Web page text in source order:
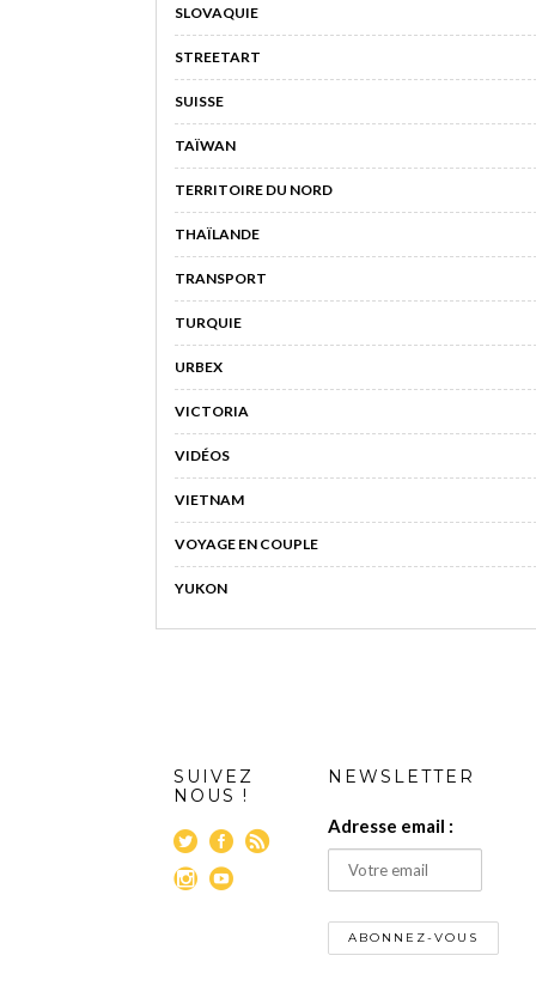
SLOVAQUIE
STREETART
SUISSE
TAÏWAN
TERRITOIRE DU NORD
THAÏLANDE
TRANSPORT
TURQUIE
URBEX
VICTORIA
VIDÉOS
VIETNAM
VOYAGE EN COUPLE
YUKON
SUIVEZ
NOUS !
NEWSLETTER
Adresse email :